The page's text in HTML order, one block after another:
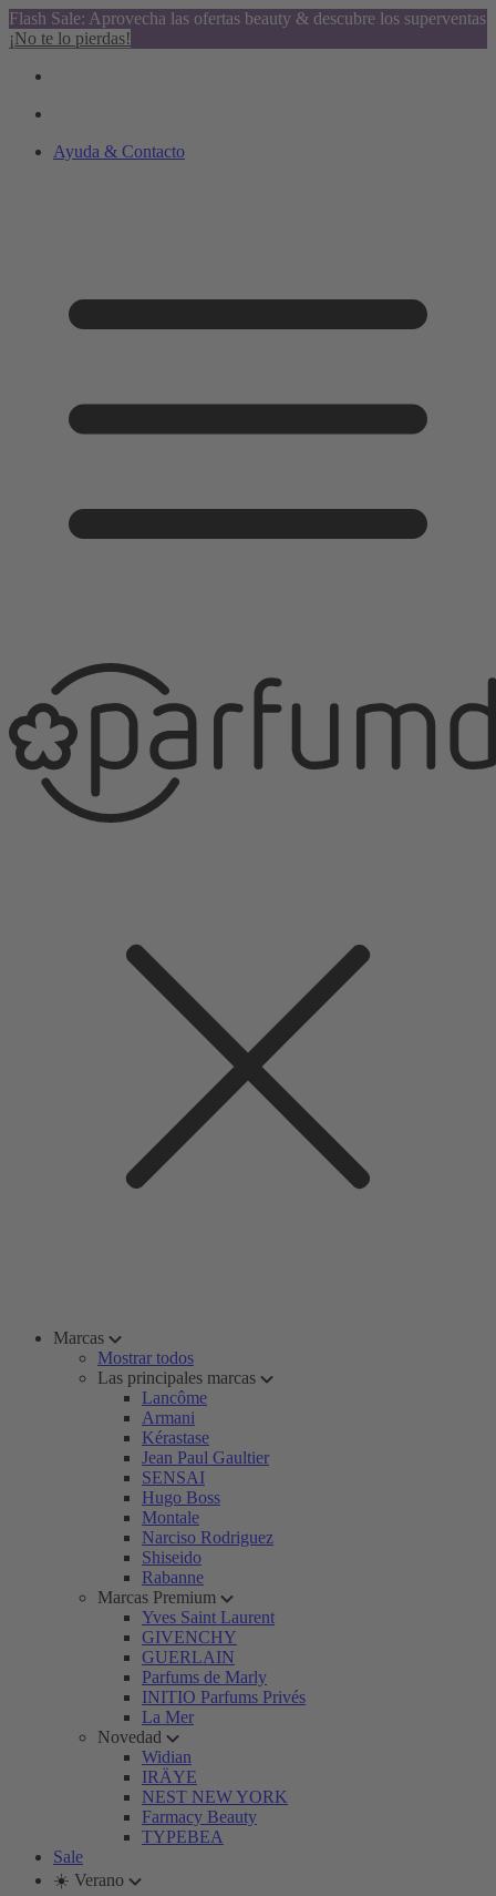
Flash Sale: Aprovecha las ofertas beauty & descubre los superventas
¡No te lo pierdas!
Ayuda & Contacto
Marcas
Mostrar todos
Las principales marcas
Lancôme
Armani
Kérastase
Jean Paul Gaultier
SENSAI
Hugo Boss
Montale
Narciso Rodriguez
Shiseido
Rabanne
Marcas Premium
Yves Saint Laurent
GIVENCHY
GUERLAIN
Parfums de Marly
INITIO Parfums Privés
La Mer
Novedad
Widian
IRÄYE
NEST NEW YORK
Farmacy Beauty
TYPEBEA
Sale
☀️ Verano